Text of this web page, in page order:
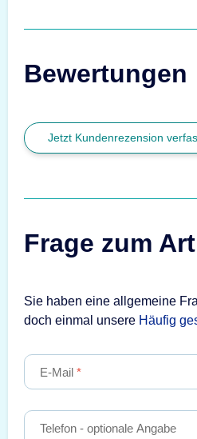
Bewertungen
Jetzt Kundenrezension
Frage zum
Sie haben eine allgemeine
doch einmal unsere Häufig
E-Mail
Telefon - optionale Angabe